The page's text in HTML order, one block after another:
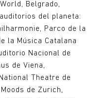
Belgrado,
del planeta:
Parco de la
la Música Catalana
Nacional de
de Viena,
Theatre de
de Zurich,